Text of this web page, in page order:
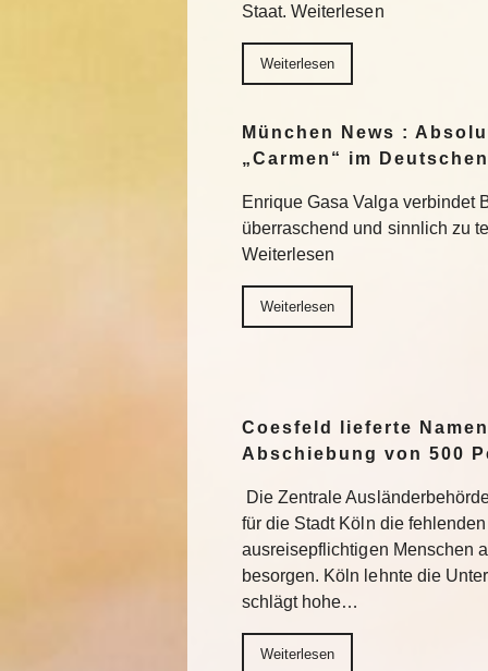
Staat. Weiterlesen
Weiterlesen
München News :
„Carmen“ im
Enrique Gasa Valga verbindet
überraschend und sinnlich zu
Weiterlesen
Weiterlesen
Coesfeld lieferte
Abschiebung von 500
Die Zentrale
für die Stadt Köln die
ausreisepflichtigen Menschen
besorgen. Köln lehnte die
schlägt hohe…
Weiterlesen